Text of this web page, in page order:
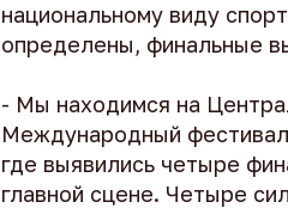
национальному виду
определены, финальные
- Мы находимся на
Международный
где выявились четыре
главной сцене. Четыре